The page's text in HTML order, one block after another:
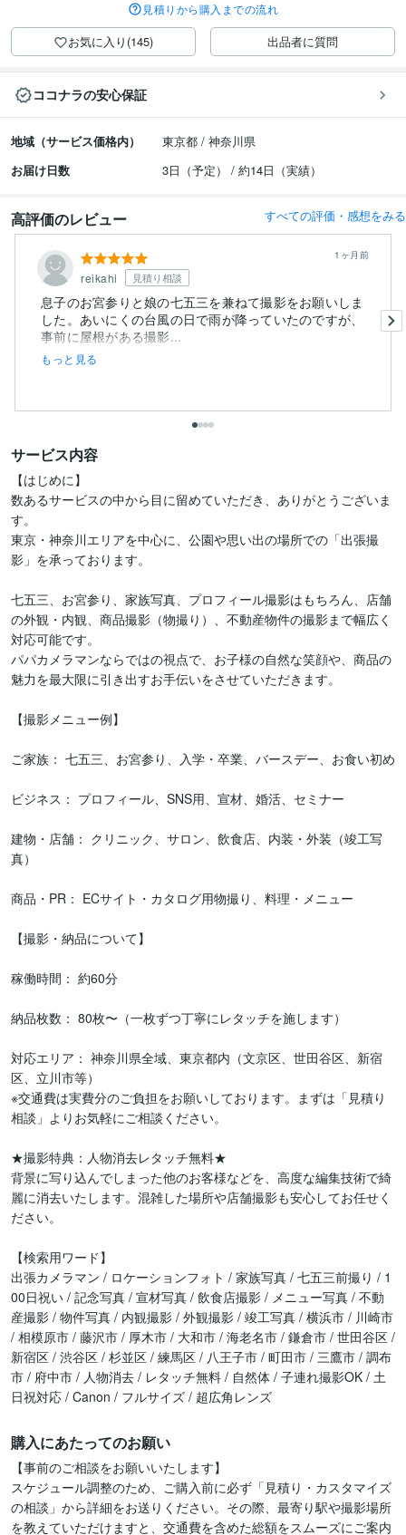
見積りから購入までの流れ
お気に入り(145) 出品者に質問
ココナラの安心保証
地域（サービス価格内）
東京都 / 神奈川県
お届け日数
3日（予定） / 約14日（実績）
高評価のレビュー すべての評価・感想をみる
reikahi 見積り相談
1ヶ月前
息子のお宮参りと娘の七五三を兼ねて撮影をお願いしま
した。あいにくの台風の日で雨が降っていたのですが、
事前に屋根がある撮影...
もっと見る
サービス内容
【はじめに】
数あるサービスの中から目に留めていただき、ありがとうございま
す。
東京・神奈川エリアを中心に、公園や思い出の場所での「出張撮
影」を承っております。
七五三、お宮参り、家族写真、プロフィール撮影はもちろん、店舗
の外観・内観、商品撮影（物撮り）、不動産物件の撮影まで幅広く
対応可能です。
パパカメラマンならではの視点で、お子様の自然な笑顔や、商品の
魅力を最大限に引き出すお手伝いをさせていただきます。
【撮影メニュー例】
ご家族： 七五三、お宮参り、入学・卒業、バースデー、お食い初め
ビジネス： プロフィール、SNS用、宣材、婚活、セミナー
建物・店舗： クリニック、サロン、飲食店、内装・外装（竣工写
真）
商品・PR： ECサイト・カタログ用物撮り、料理・メニュー
【撮影・納品について】
稼働時間： 約60分
納品枚数： 80枚〜（一枚ずつ丁寧にレタッチを施します）
対応エリア： 神奈川県全域、東京都内（文京区、世田谷区、新宿
区、立川市等）
※交通費は実費分のご負担をお願いしております。まずは「見積り
相談」よりお気軽にご相談ください。
★撮影特典：人物消去レタッチ無料★
背景に写り込んでしまった他のお客様などを、高度な編集技術で綺
麗に消去いたします。混雑した場所や店舗撮影も安心してお任せく
ださい。
【検索用ワード】
出張カメラマン / ロケーションフォト / 家族写真 / 七五三前撮り / 1
00日祝い / 記念写真 / 宣材写真 / 飲食店撮影 / メニュー写真 / 不動
産撮影 / 物件写真 / 内観撮影 / 外観撮影 / 竣工写真 / 横浜市 / 川崎市
/ 相模原市 / 藤沢市 / 厚木市 / 大和市 / 海老名市 / 鎌倉市 / 世田谷区 /
新宿区 / 渋谷区 / 杉並区 / 練馬区 / 八王子市 / 町田市 / 三鷹市 / 調布
市 / 府中市 / 人物消去 / レタッチ無料 / 自然体 / 子連れ撮影OK / 土
日祝対応 / Canon / フルサイズ / 超広角レンズ
購入にあたってのお願い
【事前のご相談をお願いいたします】
スケジュール調整のため、ご購入前に必ず「見積り・カスタマイズ
の相談」から詳細をお送りください。その際、最寄り駅や撮影場所
を教えていただけますと、交通費を含めた総額をスムーズにご案内